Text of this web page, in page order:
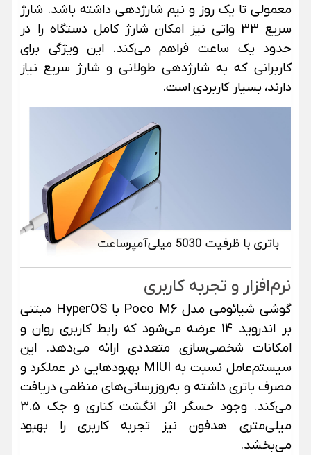
معمولی تا یک روز و نیم شارژدهی داشته باشد. شارژ
سریع 33 واتی نیز امکان شارژ کامل دستگاه را در
حدود یک ساعت فراهم می‌کند. این ویژگی برای
کاربرانی که به شارژدهی طولانی و شارژ سریع نیاز
دارند، بسیار کاربردی است.
نرم‌افزار و تجربه کاربری
گوشی شیائومی مدل Poco M6 با HyperOS مبتنی
بر اندروید 14 عرضه می‌شود که رابط کاربری روان و
امکانات شخصی‌سازی متعددی ارائه می‌دهد. این
سیستم‌عامل نسبت به MIUI بهبودهایی در عملکرد و
مصرف باتری داشته و به‌روزرسانی‌های منظمی دریافت
می‌کند. وجود حسگر اثر انگشت کناری و جک 3.5
میلی‌متری هدفون نیز تجربه کاربری را بهبود
می‌بخشد.